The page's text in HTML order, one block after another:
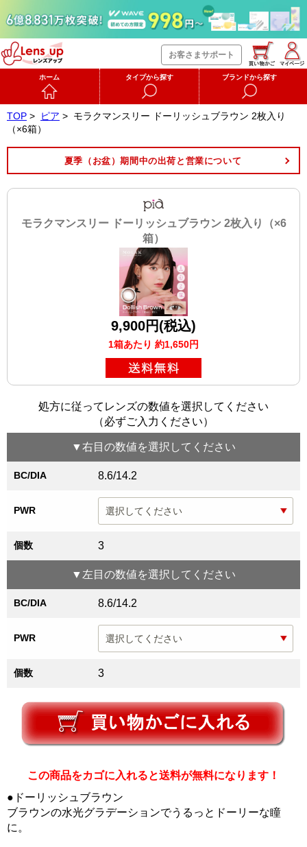
お客さまサポート
ホーム タイプから探す ブランドから探す
TOP > ピア > モラクマンスリー ドーリッシュブラウン 2枚入り
（×6箱）
夏季（お盆）期間中の出荷と営業について
モラクマンスリー ドーリッシュブラウン 2枚入り（×6
箱）
9,900円(税込)
1箱あたり 約1,650円
処方に従ってレンズの数値を選択してください
（必ずご入力ください）
▼右目 の数値を選択してください
BC/DIA 8.6/14.2
PWR
個数 3
▼ 左目 の数値を選択してください
BC/DIA 8.6/14.2
PWR
個数 3
この商品をカゴに入れると送料が無料になります！
●ドーリッシュブラウン
ブラウンの水光グラデーションでうるっとドーリーな瞳
に。